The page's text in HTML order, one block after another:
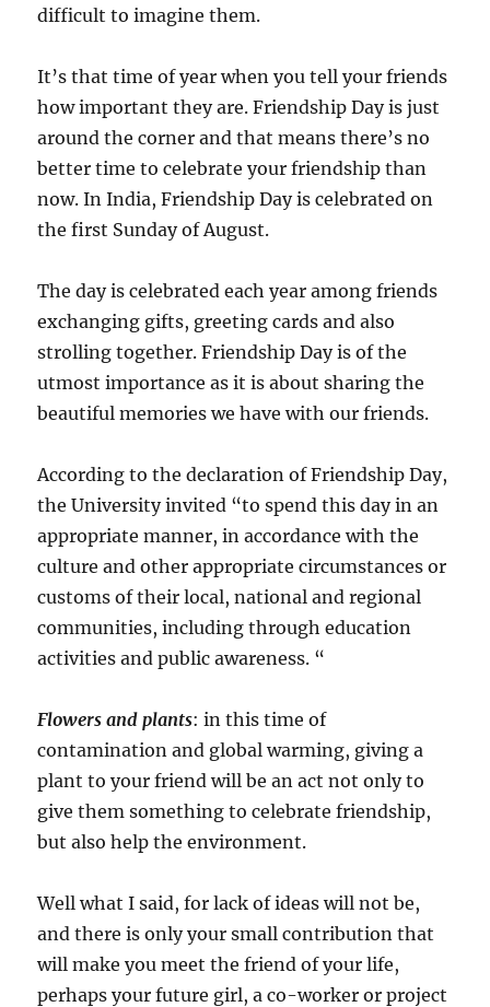
difficult to imagine them.
It’s that time of year when you tell your friends
how important they are. Friendship Day is just
around the corner and that means there’s no
better time to celebrate your friendship than
now. In India, Friendship Day is celebrated on
the first Sunday of August.
The day is celebrated each year among friends
exchanging gifts, greeting cards and also
strolling together. Friendship Day is of the
utmost importance as it is about sharing the
beautiful memories we have with our friends.
According to the declaration of Friendship Day,
the University invited “to spend this day in an
appropriate manner, in accordance with the
culture and other appropriate circumstances or
customs of their local, national and regional
communities, including through education
activities and public awareness. “
Flowers and plants: in this time of
contamination and global warming, giving a
plant to your friend will be an act not only to
give them something to celebrate friendship,
but also help the environment.
Well what I said, for lack of ideas will not be,
and there is only your small contribution that
will make you meet the friend of your life,
perhaps your future girl, a co-worker or project